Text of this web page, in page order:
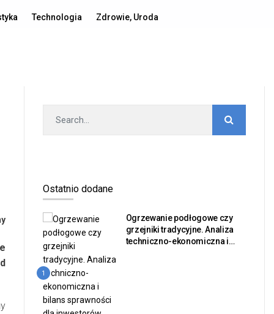
Polityka prywatności Publikacja artykułu
Technologia Zdrowie, Uroda
Ostatnio dodane
1
Ogrzewanie podłogowe czy
grzejniki tradycyjne. Analiza
techniczno-ekonomiczna i